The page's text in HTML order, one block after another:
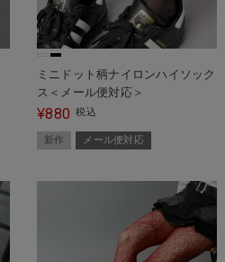
ミニドット柄ナイロンハイソック
ス＜メール便対応＞
¥880 税込
新作 メール便対応